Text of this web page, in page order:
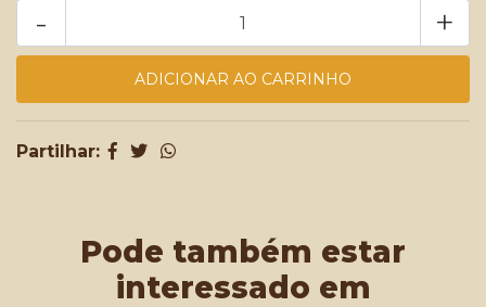
+
-
Partilhar:
Pode também estar
interessado em